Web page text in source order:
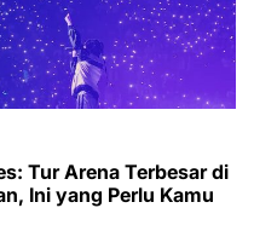
Tur Arena Terbesar di
Ini yang Perlu Kamu